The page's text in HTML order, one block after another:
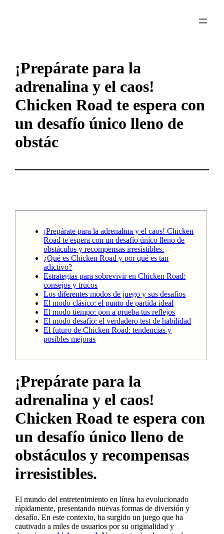
¡Prepárate para la
adrenalina y el caos!
Chicken Road te espera con
un desafío único lleno de
obstác
¡Prepárate para la adrenalina y el caos! Chicken
Road te espera con un desafío único lleno de
obstáculos y recompensas irresistibles.
¿Qué es Chicken Road y por qué es tan
adictivo?
Estrategias para sobrevivir en Chicken Road:
consejos y trucos
Los diferentes modos de juego y sus desafíos
El modo clásico: el punto de partida ideal
El modo tiempo: pon a prueba tus reflejos
El modo desafío: el verdadero test de habilidad
El futuro de Chicken Road: tendencias y
posibles mejoras
¡Prepárate para la
adrenalina y el caos!
Chicken Road te espera con
un desafío único lleno de
obstáculos y recompensas
irresistibles.
El mundo del entretenimiento en línea ha evolucionado
rápidamente, presentando nuevas formas de diversión y
desafío. En este contexto, ha surgido un juego que ha
cautivado a miles de usuarios por su originalidad y